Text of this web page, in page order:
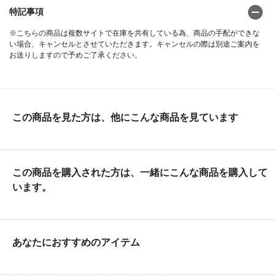
特記事項
※こちらの商品は複数サイトで在庫を共有している為、商品の手配ができな
い場合、キャンセルとさせていただきます。キャンセルの際は別途ご案内を
お送りしますので予めご了承ください。
この商品を見た方は、他にこんな商品を見ています
この商品を購入された方は、一緒にこんな商品を購入して
います。
あなたにおすすめのアイテム